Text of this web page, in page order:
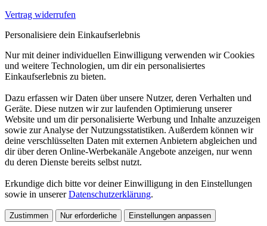
Vertrag widerrufen
Personalisiere dein Einkaufserlebnis
Nur mit deiner individuellen Einwilligung verwenden wir Cookies
und weitere Technologien, um dir ein personalisiertes
Einkaufserlebnis zu bieten.
Dazu erfassen wir Daten über unsere Nutzer, deren Verhalten und
Geräte. Diese nutzen wir zur laufenden Optimierung unserer
Website und um dir personalisierte Werbung und Inhalte anzuzeigen
sowie zur Analyse der Nutzungsstatistiken. Außerdem können wir
deine verschlüsselten Daten mit externen Anbietern abgleichen und
dir über deren Online-Werbekanäle Angebote anzeigen, nur wenn
du deren Dienste bereits selbst nutzt.
Erkundige dich bitte vor deiner Einwilligung in den Einstellungen
sowie in unsererDatenschutzerklärung.
Zustimmen Nur erforderliche Einstellungen anpassen